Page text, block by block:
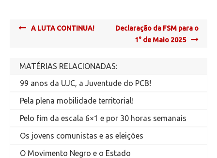
PostA LUTA CONTINUA!
Declaração da FSM para o
1° de Maio 2025
MATÉRIAS RELACIONADAS:
99 anos da UJC, a Juventude do PCB!
Pela plena mobilidade territorial!
Pelo fim da escala 6×1 e por 30 horas semanais
Os jovens comunistas e as eleições
O Movimento Negro e o Estado